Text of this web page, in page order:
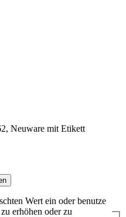
Wert ein oder benutze
erhöhen oder zu